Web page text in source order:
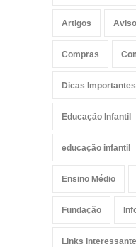
Artigos
Compras
Dicas Importantes
Educação Infantil
educação infantil
Ensino Médio
Fundação
Links